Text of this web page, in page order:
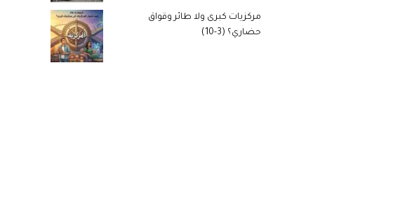
مركزيات كبرى ولا طائر وقواق
حضاري؟ (3-10)